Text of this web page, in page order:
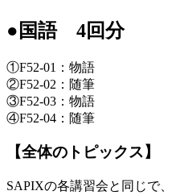
●国語 4回分
①F52-01：物語
②F52-02：随筆
③F52-03：物語
④F52-04：随筆
【全体のトピックス】
SAPIXの各講習会と同じで